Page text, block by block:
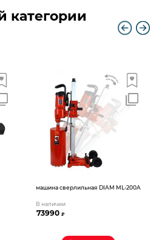
категории
машина сверлильная DIAM ML-200A
В наличии
73990₽